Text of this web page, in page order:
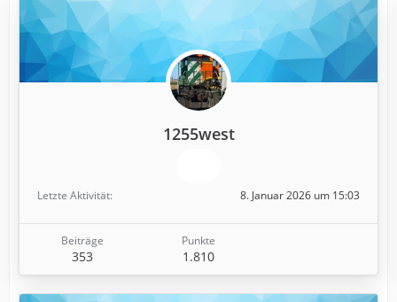
1255west
Letzte Aktivität 8. Januar 2026 um 15:03
Beiträge
353
Punkte
1.810